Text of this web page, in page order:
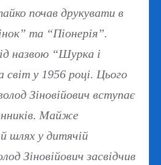
почав друкувати в
та “Піонерія”.
назвою “Шурка і
у 1956 році. Цього
Зіновійович вступає
Майже
шлях у дитячій
Зіновійович засвідчив